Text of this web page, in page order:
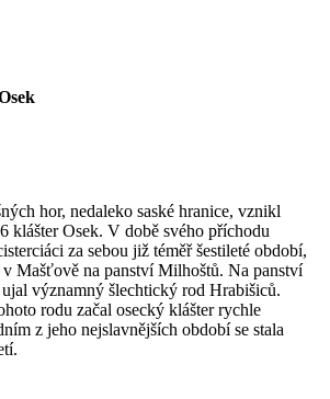
hor, nedaleko saské hranice, vznikl
klášter Osek. V době svého příchodu
za sebou již téměř šestileté období,
Mašťově na panství Milhoštů. Na panství
významný šlechtický rod Hrabišiců.
rodu začal osecký klášter rychle
z jeho nejslavnějších období se stala